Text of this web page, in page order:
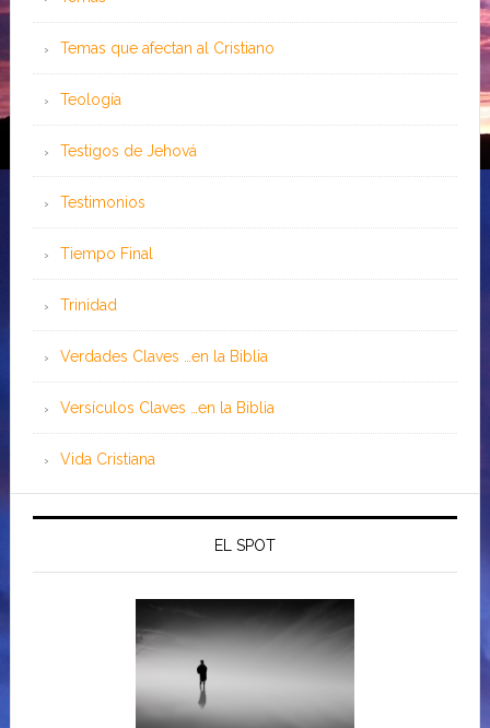
Temas que afectan al Cristiano
Teología
Testigos de Jehová
Testimonios
Tiempo Final
Trinidad
Verdades Claves …en la Biblia
Versículos Claves …en la Biblia
Vida Cristiana
EL SPOT